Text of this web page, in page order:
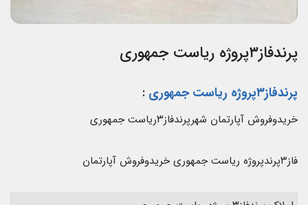
پرندفاز۳پروژه ریاست جمهوری
پرندفاز۳پروژه ریاست جمهوری :
خریدوفروش آپارتمان شهرپرندفاز۳ریاست جمهوری
فاز۳پرندپروژه ریاست جمهوری خریدوفروش آپارتمان